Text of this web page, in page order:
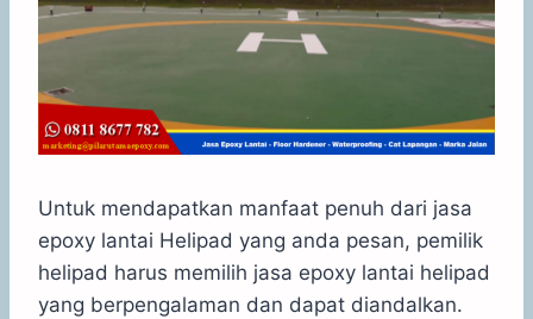
Untuk mendapatkan manfaat penuh dari jasa
epoxy lantai Helipad yang anda pesan, pemilik
helipad harus memilih jasa epoxy lantai helipad
yang berpengalaman dan dapat diandalkan.